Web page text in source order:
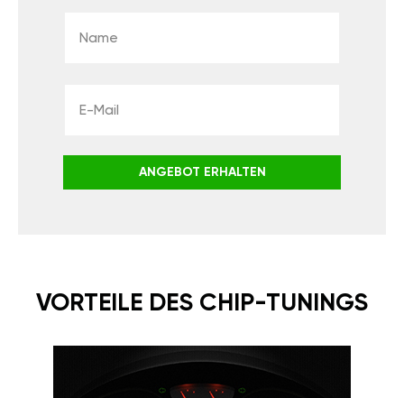
ANGEBOT ERHALTEN
VORTEILE DES CHIP-TUNINGS